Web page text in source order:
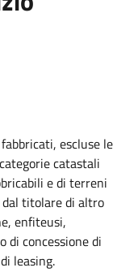
escluse le
catastali
e di terreni
titolare di altro
enfiteusi,
di concessione di
leasing.